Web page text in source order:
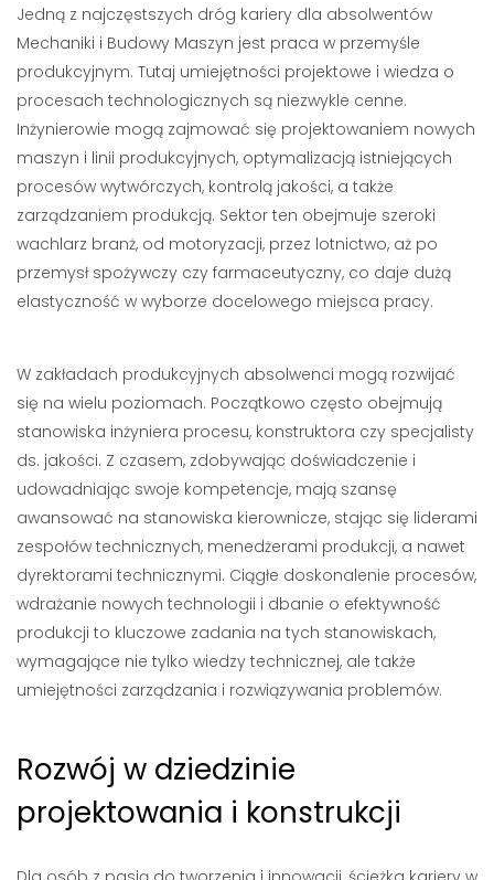
Jedną z najczęstszych dróg kariery dla absolwentów
Mechaniki i Budowy Maszyn jest praca w przemyśle
produkcyjnym. Tutaj umiejętności projektowe i wiedza o
procesach technologicznych są niezwykle cenne.
Inżynierowie mogą zajmować się projektowaniem nowych
maszyn i linii produkcyjnych, optymalizacją istniejących
procesów wytwórczych, kontrolą jakości, a także
zarządzaniem produkcją. Sektor ten obejmuje szeroki
wachlarz branż, od motoryzacji, przez lotnictwo, aż po
przemysł spożywczy czy farmaceutyczny, co daje dużą
elastyczność w wyborze docelowego miejsca pracy.
W zakładach produkcyjnych absolwenci mogą rozwijać
się na wielu poziomach. Początkowo często obejmują
stanowiska inżyniera procesu, konstruktora czy specjalisty
ds. jakości. Z czasem, zdobywając doświadczenie i
udowadniając swoje kompetencje, mają szansę
awansować na stanowiska kierownicze, stając się liderami
zespołów technicznych, menedżerami produkcji, a nawet
dyrektorami technicznymi. Ciągłe doskonalenie procesów,
wdrażanie nowych technologii i dbanie o efektywność
produkcji to kluczowe zadania na tych stanowiskach,
wymagające nie tylko wiedzy technicznej, ale także
umiejętności zarządzania i rozwiązywania problemów.
Rozwój w dziedzinie
projektowania i konstrukcji